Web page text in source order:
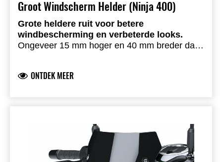
Groot Windscherm Helder (Ninja 400)
Grote heldere ruit voor betere
windbescherming en verbeterde looks.
Ongeveer 15 mm hoger en 40 mm breder dan
ONTDEK MEER